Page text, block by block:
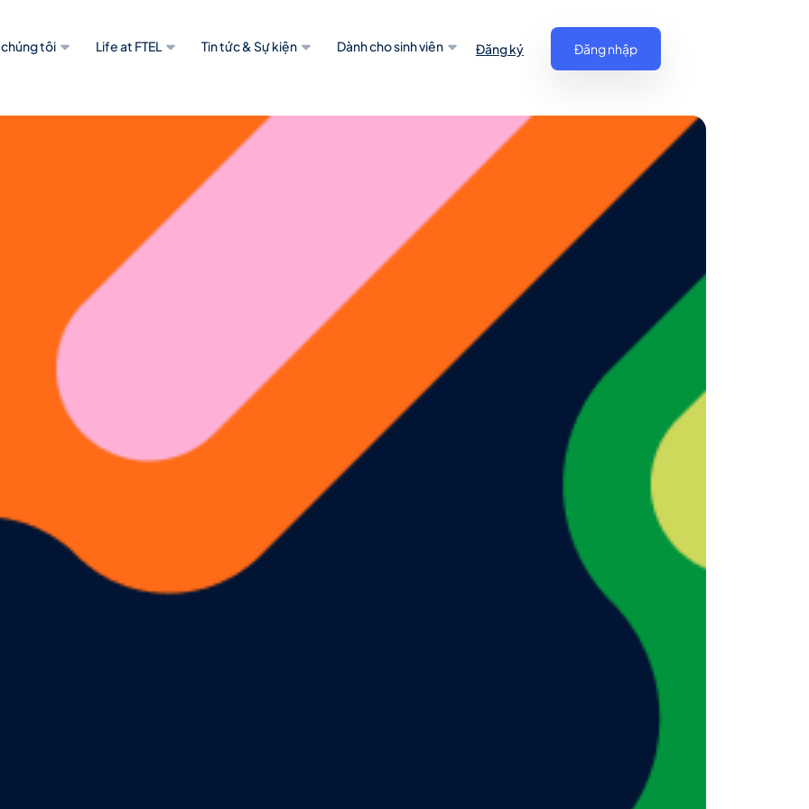
tôi Life at FTEL Tin tức & Sự kiện Dành cho sinh viên Đăng ký Đăng nhập